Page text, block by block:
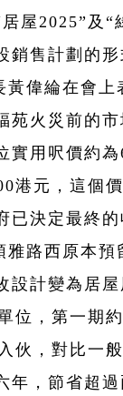
屋2025”及“
銷售計劃的形
黃偉綸在會上
苑火災前的
實用呎價約
港元，這個
已決定最終的
雅路西原本預
設計變為居
位，第一期
伙，對比一
年，節省超過